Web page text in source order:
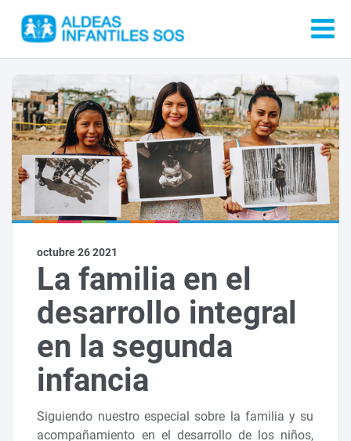
octubre 26 2021
La familia en el
desarrollo integral
en la segunda
infancia
Siguiendo nuestro especial sobre la familia y su
acompañamiento en el desarrollo de los niños,